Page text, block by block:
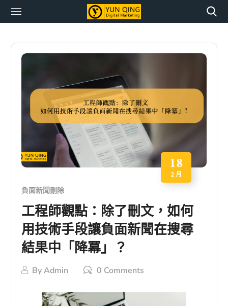
18
2 月
負面新聞刪除
工程師觀點：除了刪文，如何
用技術手段讓負面新聞在搜尋
結果中「降冪」？
ByAdmin 0 Comments